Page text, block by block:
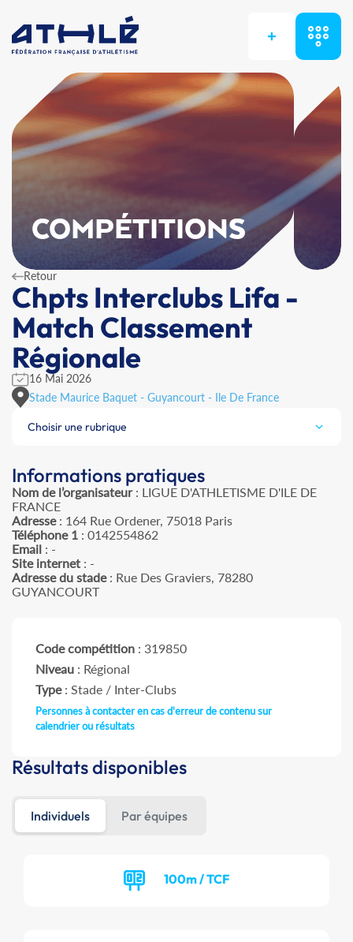
+
COMPÉTITIONS
Retour
Chpts Interclubs Lifa -
Match Classement
Régionale
16 Mai 2026
Stade Maurice Baquet - Guyancourt - Ile De France
Choisir une rubrique
Informations pratiques
Nom de l’organisateur: LIGUE D'ATHLETISME D'ILE DE
FRANCE
Adresse: 164 Rue Ordener, 75018 Paris
Téléphone 1 : 0142554862
Email : -
Site internet : -
Adresse du stade: Rue Des Graviers, 78280
GUYANCOURT
Code compétition : 319850
Niveau : Régional
Type: Stade / Inter-Clubs
Personnes à contacter en cas d'erreur de contenu sur
calendrier ou résultats
Résultats disponibles
Individuels Par équipes
100m / TCF